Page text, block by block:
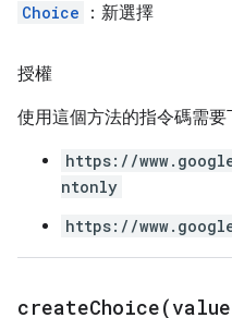
Choice ：新選擇
授權
使用這個方法的指令碼需要
https://
ntonly
https://
createChoice(value